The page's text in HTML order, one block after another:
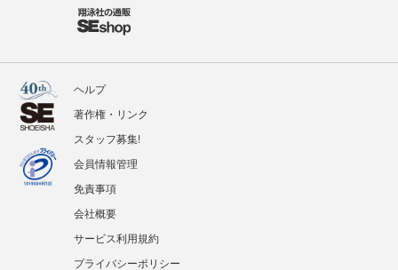
ヘルプ
著作権・リンク
スタッフ募集!
会員情報管理
免責事項
会社概要
サービス利用規約
プライバシーポリシー